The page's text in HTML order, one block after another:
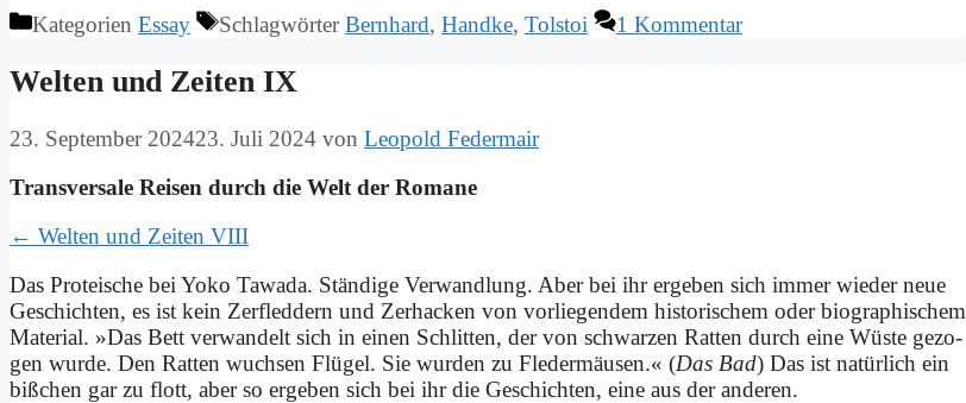
Kategorien Essay SchlagwörterBernhard, Handke, Tolstoi 1 Kommentar
Wel­ten und Zei­ten IX
23. September 202423. Juli 2024 von Leopold Federmair
Trans­ver­sa­le Rei­sen durch die Welt der Ro­ma­ne
← Wel­ten und Zei­ten VIII
Das Prot­e­i­sche bei Yo­ko Ta­wa­da. Stän­di­ge Ver­wand­lung. Aber bei ihr er­ge­ben sich im­mer wie­der neue
Ge­schich­ten, es ist kein Zer­fled­dern und Zer­hacken von vor­lie­gen­dem hi­sto­ri­schem oder bio­gra­phi­schem
Ma­te­ri­al. »Das Bett ver­wan­delt sich in ei­nen Schlit­ten, der von schwar­zen Rat­ten durch ei­ne Wü­ste ge­zo­
gen wur­de. Den Rat­ten wuch­sen Flü­gel. Sie wur­den zu Fle­der­mäu­sen.« (Das Bad) Das ist na­tür­lich ein
biß­chen gar zu flott, aber so er­ge­ben sich bei ihr die Ge­schich­ten, ei­ne aus der an­de­ren.